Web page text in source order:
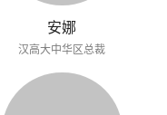
安娜
汉高大中华区总裁